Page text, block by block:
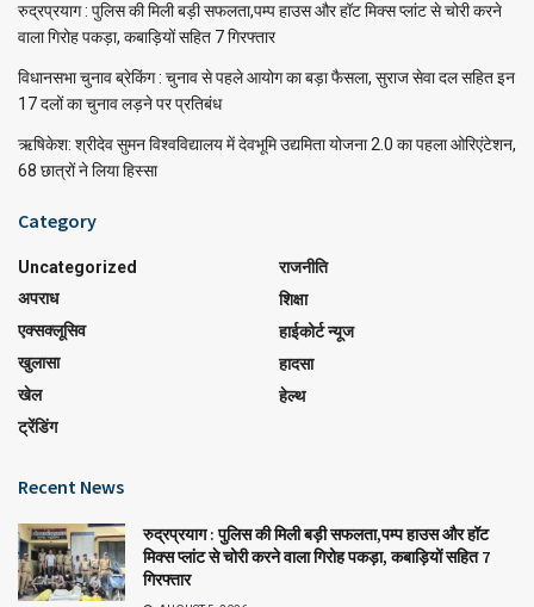
रुद्रप्रयाग : पुलिस की मिली बड़ी सफलता,पम्प हाउस और हॉट मिक्स प्लांट से चोरी करने
वाला गिरोह पकड़ा, कबाड़ियों सहित 7 गिरफ्तार
विधानसभा चुनाव ब्रेकिंग : चुनाव से पहले आयोग का बड़ा फैसला, सुराज सेवा दल सहित इन
17 दलों का चुनाव लड़ने पर प्रतिबंध
ऋषिकेश: श्रीदेव सुमन विश्वविद्यालय में देवभूमि उद्यमिता योजना 2.0 का पहला ओरिएंटेशन,
68 छात्रों ने लिया हिस्सा
Category
Uncategorized
अपराध
एक्सक्लूसिव
खुलासा
खेल
ट्रेंडिंग
राजनीति
शिक्षा
हाईकोर्ट न्यूज
हादसा
हेल्थ
Recent News
रुद्रप्रयाग : पुलिस की मिली बड़ी सफलता,पम्प हाउस और हॉट
मिक्स प्लांट से चोरी करने वाला गिरोह पकड़ा, कबाड़ियों सहित 7
गिरफ्तार